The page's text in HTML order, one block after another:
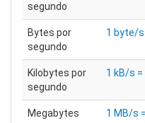
segundo
Bytes por
segundo
1 byte/s
Kilobytes por
segundo
1 kB/s
Megabytes
1 MB/s